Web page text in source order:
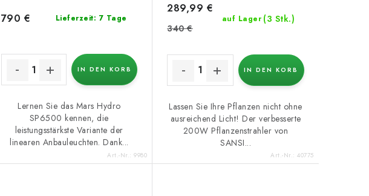
Lieferzeit: 7 Tage
790 €
IN DEN KORB
Lernen Sie das Mars Hydro
SP6500 kennen, die
leistungsstärkste Variante der
linearen Anbauleuchten. Dank...
Art.-Nr.:9980
auf Lager (3 Stk.)
289,99 €
340 €
IN DEN KORB
Lassen Sie Ihre Pflanzen nicht ohne
ausreichend Licht! Der verbesserte
200W Pflanzenstrahler von
SANSI...
Art.-Nr.:40775